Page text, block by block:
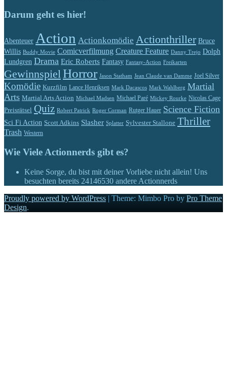
Darum geht es hier!
Abenteuer Action Actionkomödie Actionthriller Bruce
Willis Buddy Movie Comicverfilmung Creature Feature Danny Trejo Dolph
Lundgren Drama Eric Roberts Fantasy Fantasy-Action Freikarten
GewinnspielHorror Jason Statham Jean Claude van Damme Joel Silver
Komödie Kurzfilm Lance Henriksen Mark Dacascos Mark Wahlberg Martial
Arts Martial Arts Action Michael Madsen Michael Paré Mickey Rourke Nicolas Cage
Preisrätsel Quiz Robert Patrick Roger Corman Rutger Hauer Science Fiction
Sci Fi Action Scott Adkins Slasher Splatter Sylvester Stallone Thriller
Trash Western
Wie Viele Actionnerds gibt es?
Keine Sorge, du bist mit deiner Vorliebe nicht allein! Uns
besuchten bereits 24146530 andere Actionnerds
Proudly powered by WordPress | Theme: Mimbo Pro by Pro Theme
Design.